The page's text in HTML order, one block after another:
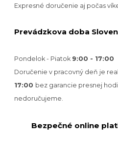
Expresné doručenie aj počas
Prevádzkova doba
Pondelok - Piatok 9:00 - 17:00
Doručenie v pracovný deň je
17:00 bez garancie presnej
nedoručujeme.
Bezpečné online